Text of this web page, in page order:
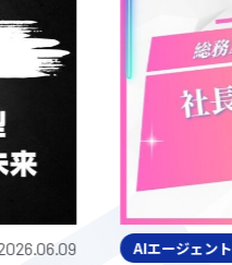
AIエージェント